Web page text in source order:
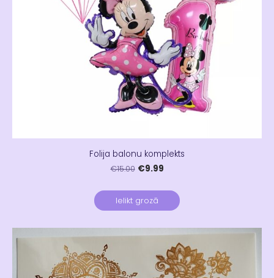
Folija balonu komplekts
€15.00 €9.99
Ielikt grozā